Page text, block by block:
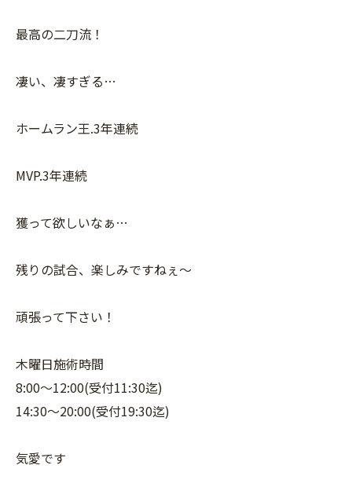
最高の二刀流！
凄い、凄すぎる…
ホームラン王.3年連続
MVP.3年連続
獲って欲しいなぁ…
残りの試合、楽しみですねぇ〜
頑張って下さい！
木曜日施術時間
8:00〜12:00(受付11:30迄)
14:30〜20:00(受付19:30迄)
気愛です